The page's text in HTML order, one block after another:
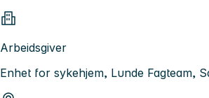
Arbeidsgiver
Enhet for sykehjem, Lunde Fagteam,